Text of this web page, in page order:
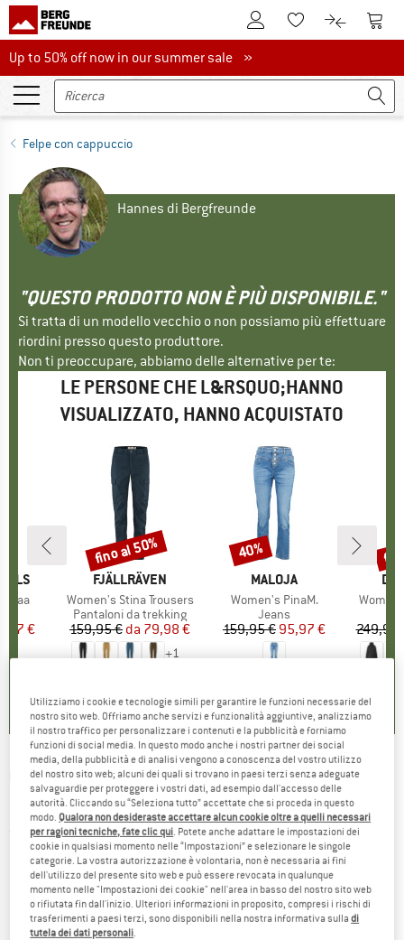
Al conto clienteAlla lista
Al Al
Up to 50% off now in our summer sale
Up to 50% off now in our summer sale »
Felpe con cappuccio
Hannes di Bergfreunde
"QUESTO PRODOTTO NON È PIÙ DISPONIBILE."
Si tratta di un modello vecchio o non possiamo più effettuare
riordini presso questo produttore.
Non ti preoccupare, abbiamo delle alternative per te:
LE PERSONE CHE L&RSQUO;HANNO
VISUALIZZATO, HANNO ACQUISTATO
ridotto
€
MARCHIO
FJÄLLRÄVEN
Articolo
Women's Stina Trousers
Gruppo di prodotti
Pantaloni da trekking
Prezzo
159,95 € Prezzo ridotto
da 79,98 €
+1
Sconto
fino al 50%
MARCHIO
MALOJA
Articolo
Women's PinaM.
Gruppo di prodotti
Jeans
Prezzo
159,95 €Prezzo ridotto
95,97 €
Sconto
40%
Articolo
249,95
O'NEILL -Women's Essentials L/S Hoodie -
Felpa con cappuccio
(0)
Utilizziamo i cookie e tecnologie simili per garantire le funzioni necessarie del
nostro sito web. Offriamo anche servizi e funzionalità aggiuntive, analizziamo
il nostro traffico per personalizzare i contenuti e la pubblicità e forniamo
funzioni di social media. In questo modo anche i nostri partner dei social
media, della pubblicità e di analisi vengono a conoscenza del vostro utilizzo
del nostro sito web; alcuni dei quali si trovano in paesi terzi senza adeguate
salvaguardie per proteggere i vostri dati, ad esempio dall'accesso delle
autorità. Cliccando su “Seleziona tutto” accettate che si proceda in questo
modo. Qualora non desideraste accettare alcun cookie oltre a quelli necessari
per ragioni tecniche, fate clic qui . Potete anche adattare le impostazioni dei
cookie in qualsiasi momento nelle “Impostazioni” e selezionare le singole
categorie. La vostra autorizzazione è volontaria, non è necessaria ai fini
dell'utilizzo del presente sito web e può essere revocata in qualunque
momento nelle "Impostazioni dei cookie" nell'area in basso del nostro sito web
o rifiutata fin dall'inizio. Ulteriori informazioni in proposito, compresi i rischi di
trasferimenti a paesi terzi, sono disponibili nella nostra informativa sulladi
tutela dei dati personali